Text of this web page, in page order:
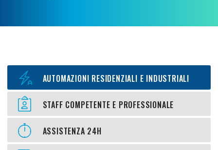
AUTOMAZIONI RESIDENZIALI E INDUSTRIALI
STAFF COMPETENTE E PROFESSIONALE
ASSISTENZA 24H